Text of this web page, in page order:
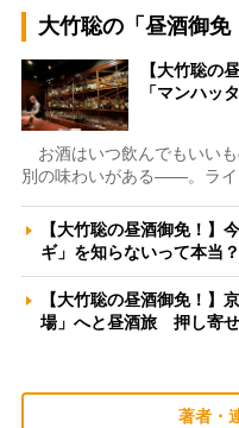
大竹聡の「昼酒御免
【大竹聡の
「マンハッ
お酒はいつ飲んでもいい
別の味わいがある――。ライ
【大竹聡の昼酒御免！】
ギ」を知らないって本
【大竹聡の昼酒御免！】
場」へと昼酒旅 押し寄
著者・